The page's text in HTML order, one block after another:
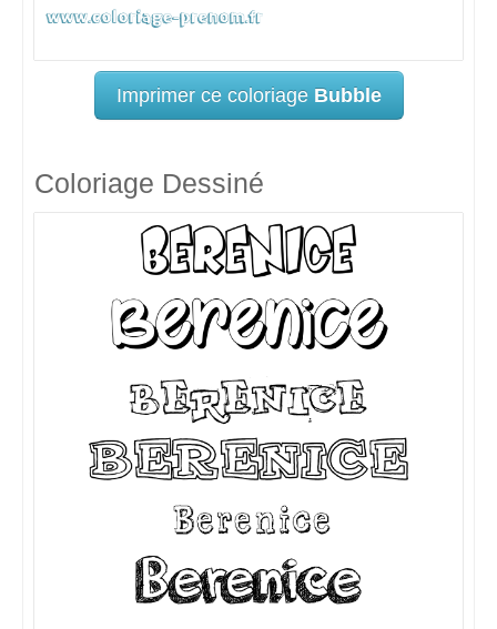
Imprimer ce coloriage Bubble
Coloriage Dessiné